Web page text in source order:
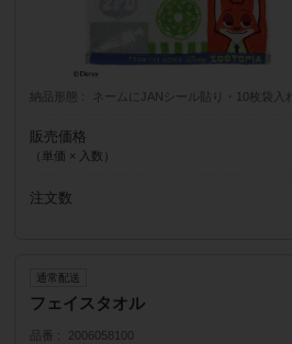
納品形態 ネームにJANシール貼り・10枚袋入れ
販売価格
（単価 × 入数）
注文数
通常配送
フェイスタオル
品番
2006058100